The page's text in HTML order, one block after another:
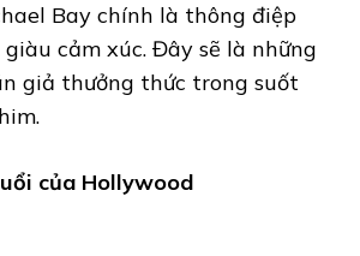
Bay chính là thông điệp
cảm xúc. Đây sẽ là những
giả thưởng thức trong suốt
của Hollywood